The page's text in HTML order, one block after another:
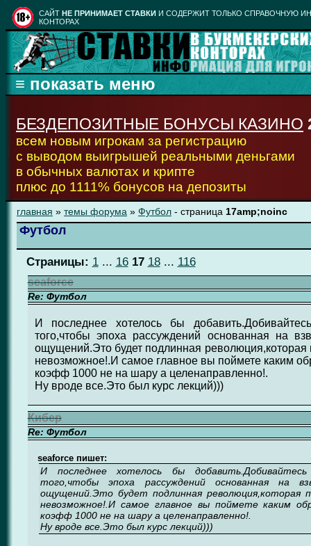
CАЙТ НЕ ПРИНИМАЕТ СТАВКИ И СОДЕРЖИТ ТОЛЬКО СПРАВОЧНУЮ
КОНТОРАХ
БЕЗДЕПОЗИТНЫЕ БОНУСЫ КАЗИНО
всем новым игрокам за регистрацию
с выводом выигрышей реальными деньгами
в обычных валютах и крипте
плюс до 1111% бонусов на депозиты
главная » темы форума » Футбол - страница 17amp;noinc
Футбол
Страницы: 1... 16 17 18... 116
seaforce
Re: Футбол
И последнее хотелось бы
того,чтобы эпоха рассуждений основанная на
ощущений.Это будет подлинная
невозможное!.И самое главное вы поймете каким
коэфф 1000 не на шару а целенаправленно!.
Ну вроде все.Это был курс лекций)))
Кибер
Re: Футбол
seaforce пишет:
И последнее хотелось бы
того,чтобы эпоха рассуждений основанная на
ощущений.Это будет подлинная революция,которая
невозможное!.И самое главное вы поймете каким
коэфф 1000 не на шару а целенаправленно!.
Ну вроде все.Это был курс лекций)))